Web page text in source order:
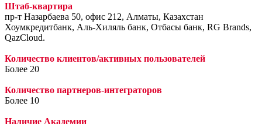
Штаб-квартира
пр-т Назарбаева 50, офис 212, Алматы, Казахстан
Хоумкредитбанк, Аль-Хиляль банк, Отбасы банк, RG Brands,
QazCloud.
Количество клиентов/активных пользователей
Более 20
Количество партнеров-интеграторов
Более 10
Наличие Академии